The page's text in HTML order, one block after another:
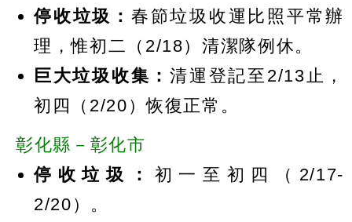
停收垃圾： 春節垃圾收運比照平常辦
理，惟初二（2/18）清潔隊例休。
巨大垃圾收集：清運登記至2/13止，
初四（2/20）恢復正常。
彰化縣－彰化市
停收垃圾： 初一至初四（2/17-
2/20）。